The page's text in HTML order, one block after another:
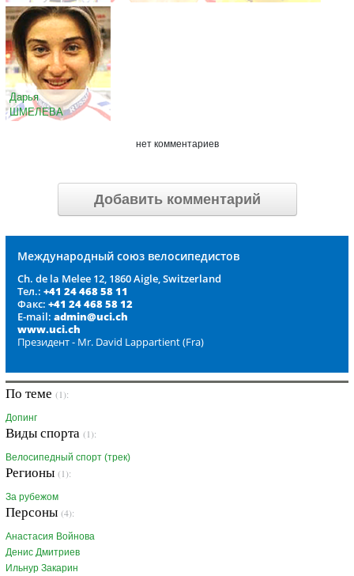
Дарья
ШМЕЛЕВА
нет комментариев
Добавить комментарий
Международный союз велосипедистов
Ch. de la Melee 12, 1860 Aigle, Switzerland
Тел.: +41 24 468 58 11
Факс: +41 24 468 58 12
E-mail: admin@uci.ch
www.uci.ch
Президент - Mr. David Lappartient (Fra)
По теме (1):
Допинг
Виды спорта (1):
Велосипедный спорт (трек)
Регионы (1):
За рубежом
Персоны (4):
Анастасия Войнова
Денис Дмитриев
Ильнур Закарин